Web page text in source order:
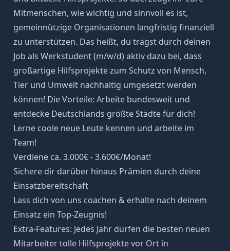
Mitmenschen, wie wichtig und sinnvoll es ist,
gemeinnützige Organisationen langfristig finanziell
zu unterstützen. Das heißt, du trägst durch deinen
Job als Werkstudent (m/w/d) aktiv dazu bei, dass
großartige Hilfsprojekte zum Schutz von Mensch,
Tier und Umwelt nachhaltig umgesetzt werden
können! Die Vorteile: Arbeite bundesweit und
entdecke Deutschlands größte Städte für dich!
Lerne coole neue Leute kennen und arbeite im
Team!
Verdiene ca. 3.000€ - 3.600€/Monat!
Sichere dir darüber hinaus Prämien durch deine
Einsatzbereitschaft
Lass dich von uns coachen & erhalte nach deinem
Einsatz ein Top-Zeugnis!
Extra-Features: Jedes Jahr dürfen die besten neuen
Mitarbeiter tolle Hilfsprojekte vor Ort in